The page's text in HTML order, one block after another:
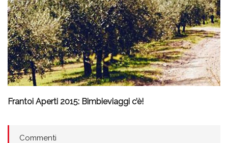
Frantoi Aperti 2015: Bimbieviaggi c’è!
Commenti